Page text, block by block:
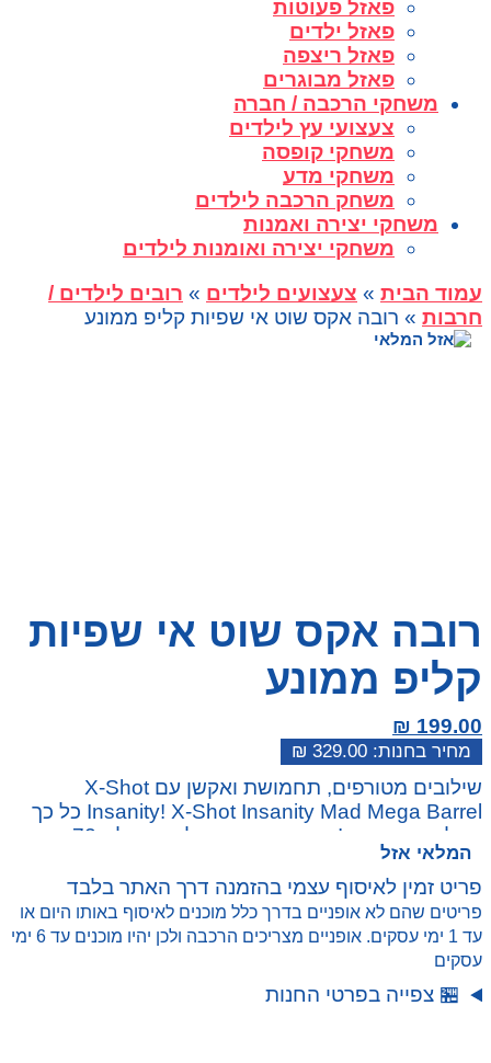
פאזל פעוטות
פאזל ילדים
פאזל ריצפה
פאזל מבוגרים
משחקי הרכבה / חברה
צעצועי עץ לילדים
משחקי קופסה
משחקי מדע
משחק הרכבה לילדים
משחקי יצירה ואמנות
משחקי יצירה ואומנות לילדים
עמוד הבית» צעצועים לילדים» רובים לילדים /
חרבות» רובה אקס שוט אי שפיות קליפ ממונע
רובה אקס שוט אי שפיות
קליפ ממונע
₪ 329.00
המחיר
המקורי
היה:
₪ 329.00.
₪ 199.00
המחיר
הנוכחי
הוא:
₪ 199.00.
שילובים מטורפים, תחמושת ואקשן עם X-Shot
Insanity! X-Shot Insanity Mad Mega Barrel כל כך
גדול שזה מטורף! טען את הקנה שלו בקיבולת 72 חצים
דיוק ועוצמה מוחלטת! בנוסף, הוא מגיע עם כמות
מטורפת של אחסון חצים כדי להחזיק 66 חצים נוספים
כדי לשמור אותך נעול וטעון בקרב. חצים מסוג X-Shot
Blasters Insanity אחרים כדי ליצור את הבלסטר
המלאי אזל
פריט זמין לאיסוף עצמי בהזמנה דרך האתר בלבד
פריטים שהם לא אופניים בדרך כלל מוכנים לאיסוף באותו היום או
עד 1 ימי עסקים. אופניים מצריכים הרכבה ולכן יהיו מוכנים עד 6 ימי
עסקים
🏪 צפייה בפרטי החנות